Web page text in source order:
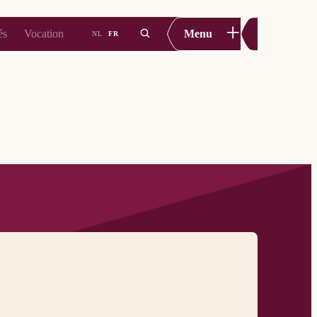
Vocation NL FR Menu +